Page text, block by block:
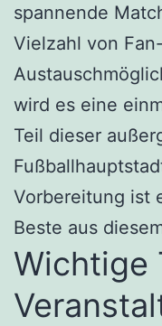
spannende
Vielzahl von
wird es eine
Teil dieser
Vorbereitung ist
Beste aus
Wichtige